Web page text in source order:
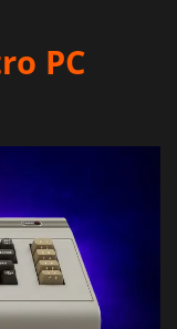
PC